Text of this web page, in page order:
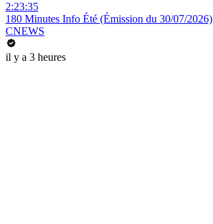
2:23:35
180 Minutes Info Été (Émission du 30/07/2026)
CNEWS
il y a 3 heures